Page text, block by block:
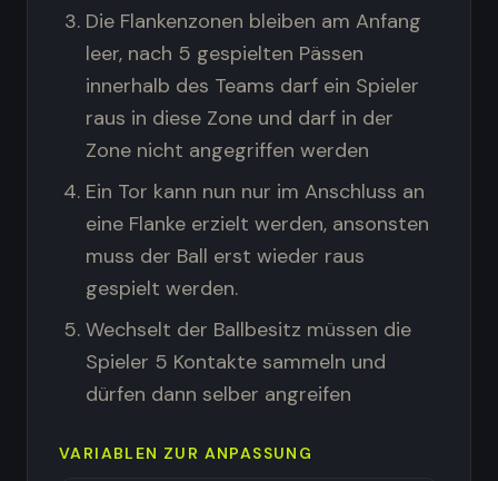
Die Flankenzonen bleiben am Anfang
leer, nach 5 gespielten Pässen
innerhalb des Teams darf ein Spieler
raus in diese Zone und darf in der
Zone nicht angegriffen werden
Ein Tor kann nun nur im Anschluss an
eine Flanke erzielt werden, ansonsten
muss der Ball erst wieder raus
gespielt werden.
Wechselt der Ballbesitz müssen die
Spieler 5 Kontakte sammeln und
dürfen dann selber angreifen
VARIABLEN ZUR ANPASSUNG